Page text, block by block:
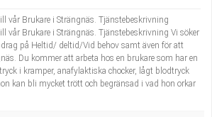
vår Brukare i Strängnäs. Tjänstebeskrivning
vår Brukare i Strängnäs. Tjänstebeskrivning Vi söker
på Heltid/ deltid/Vid behov samt även för att
Du kommer att arbeta hos en brukare som har en
i kramper, anafylaktiska chocker, lågt blodtryck
kan bli mycket trött och begränsad i vad hon orkar